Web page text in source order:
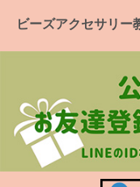
ビーズアクセサリー